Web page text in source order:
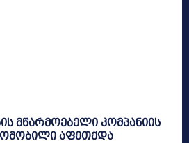
მწარმოებელი კომპანიის
აფეთქდა